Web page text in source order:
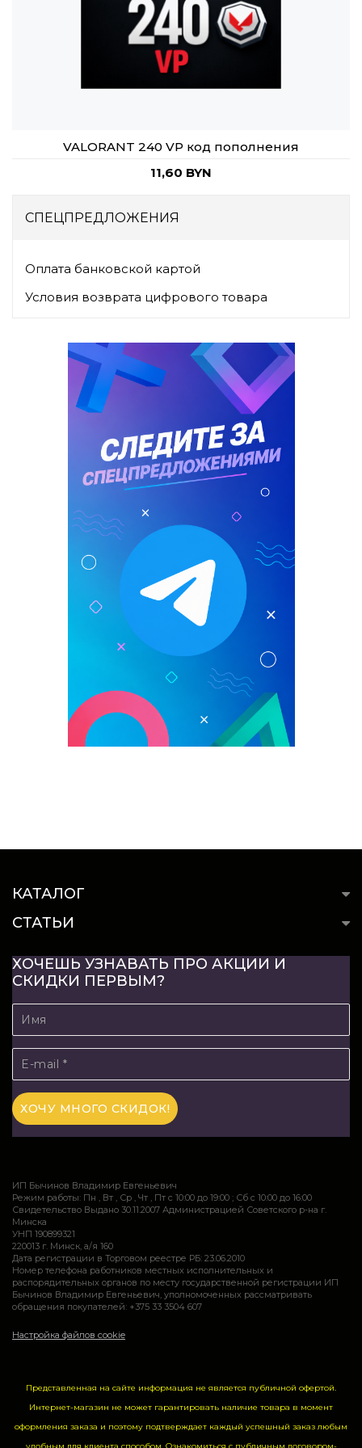
VALORANT 240 VP код пополнения
11,60 BYN
СПЕЦПРЕДЛОЖЕНИЯ
Оплата банковской картой
Условия возврата цифрового товара
КАТАЛОГ
СТАТЬИ
ХОЧЕШЬ УЗНАВАТЬ ПРО АКЦИИ И
СКИДКИ ПЕРВЫМ?
ИП Бычинов Владимир Евгеньевич
Режим работы: Пн , Вт , Ср , Чт , Пт c 10:00 до 19:00 ; Сб c 10:00 до 16:00
Свидетельство Выдано 30.11.2007 Администрацией Советского р-на г.
Минска
УНП 190899321
220013 г. Минск, а/я 160
Дата регистрации в Торговом реестре РБ: 23.06.2010
Номер телефона работников местных исполнительных и
распорядительных органов по месту государственной регистрации ИП
Бычинов Владимир Евгеньевич, уполномоченных рассматривать
обращения покупателей: +375 33 3504 607
Настройка файлов cookie
Представленная на сайте информация не является публичной офертой.
Интернет-магазин не может гарантировать наличие товара в момент
оформления заказа и поэтому подтверждает каждый успешный заказ любым
удобным для клиента способом. Ознакомиться с публичным договором-